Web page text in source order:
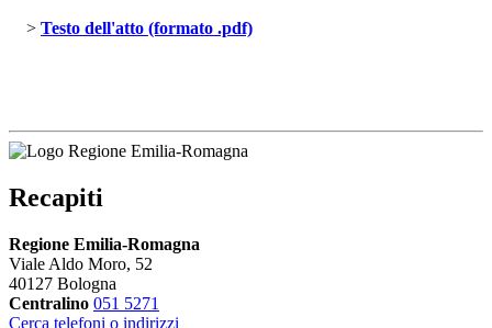
> Testo dell'atto (formato .pdf)
Recapiti
Regione Emilia-Romagna
Viale Aldo Moro, 52
40127 Bologna
Centralino 051 5271
Cerca telefoni o indirizzi